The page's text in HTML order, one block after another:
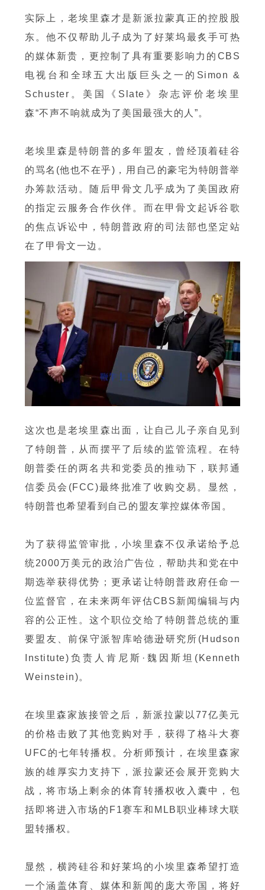
实际上，老埃里森才是新派拉蒙真正的控股股
东。他不仅帮助儿子成为了好莱坞最炙手可热
的媒体新贵，更控制了具有重要影响力的CBS
电视台和全球五大出版巨头之一的Simon &
Schuster。美国《Slate》杂志评价老埃里
森“不声不响就成为了美国最强大的人”。
老埃里森是特朗普的多年盟友，曾经顶着硅谷
的骂名(他也不在乎)，用自己的豪宅为特朗普举
办筹款活动。随后甲骨文几乎成为了美国政府
的指定云服务合作伙伴。而在甲骨文起诉谷歌
的焦点诉讼中，特朗普政府的司法部也坚定站
在了甲骨文一边。
这次也是老埃里森出面，让自己儿子亲自见到
了特朗普，从而摆平了后续的监管流程。在特
朗普委任的两名共和党委员的推动下，联邦通
信委员会(FCC)最终批准了收购交易。显然，
特朗普也希望看到自己的盟友掌控媒体帝国。
为了获得监管审批，小埃里森不仅承诺给予总
统2000万美元的政治广告位，帮助共和党在中
期选举获得优势；更承诺让特朗普政府任命一
位监督官，在未来两年评估CBS新闻编辑与内
容的公正性。这个职位交给了特朗普总统的重
要盟友、前保守派智库哈德逊研究所(Hudson
Institute)负责人肯尼斯·魏因斯坦(Kenneth
Weinstein)。
在埃里森家族接管之后，新派拉蒙以77亿美元
的价格击败了其他竞购对手，获得了格斗大赛
UFC的七年转播权。分析师预计，在埃里森家
族的雄厚实力支持下，派拉蒙还会展开竞购大
战，将市场上剩余的体育转播权收入囊中，包
括即将进入市场的F1赛车和MLB职业棒球大联
盟转播权。
显然，横跨硅谷和好莱坞的小埃里森希望打造
一个涵盖体育、媒体和新闻的庞大帝国，将好